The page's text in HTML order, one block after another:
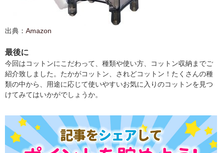
出典： Amazon
最後に
今回はコットンにこだわって、種類や使い方、コットン収納までご
紹介致しました。たかがコットン、されどコットン！たくさんの種
類の中から、用途に応じて使いやすいお気に入りのコットンを見つ
けてみてはいかがでしょうか。